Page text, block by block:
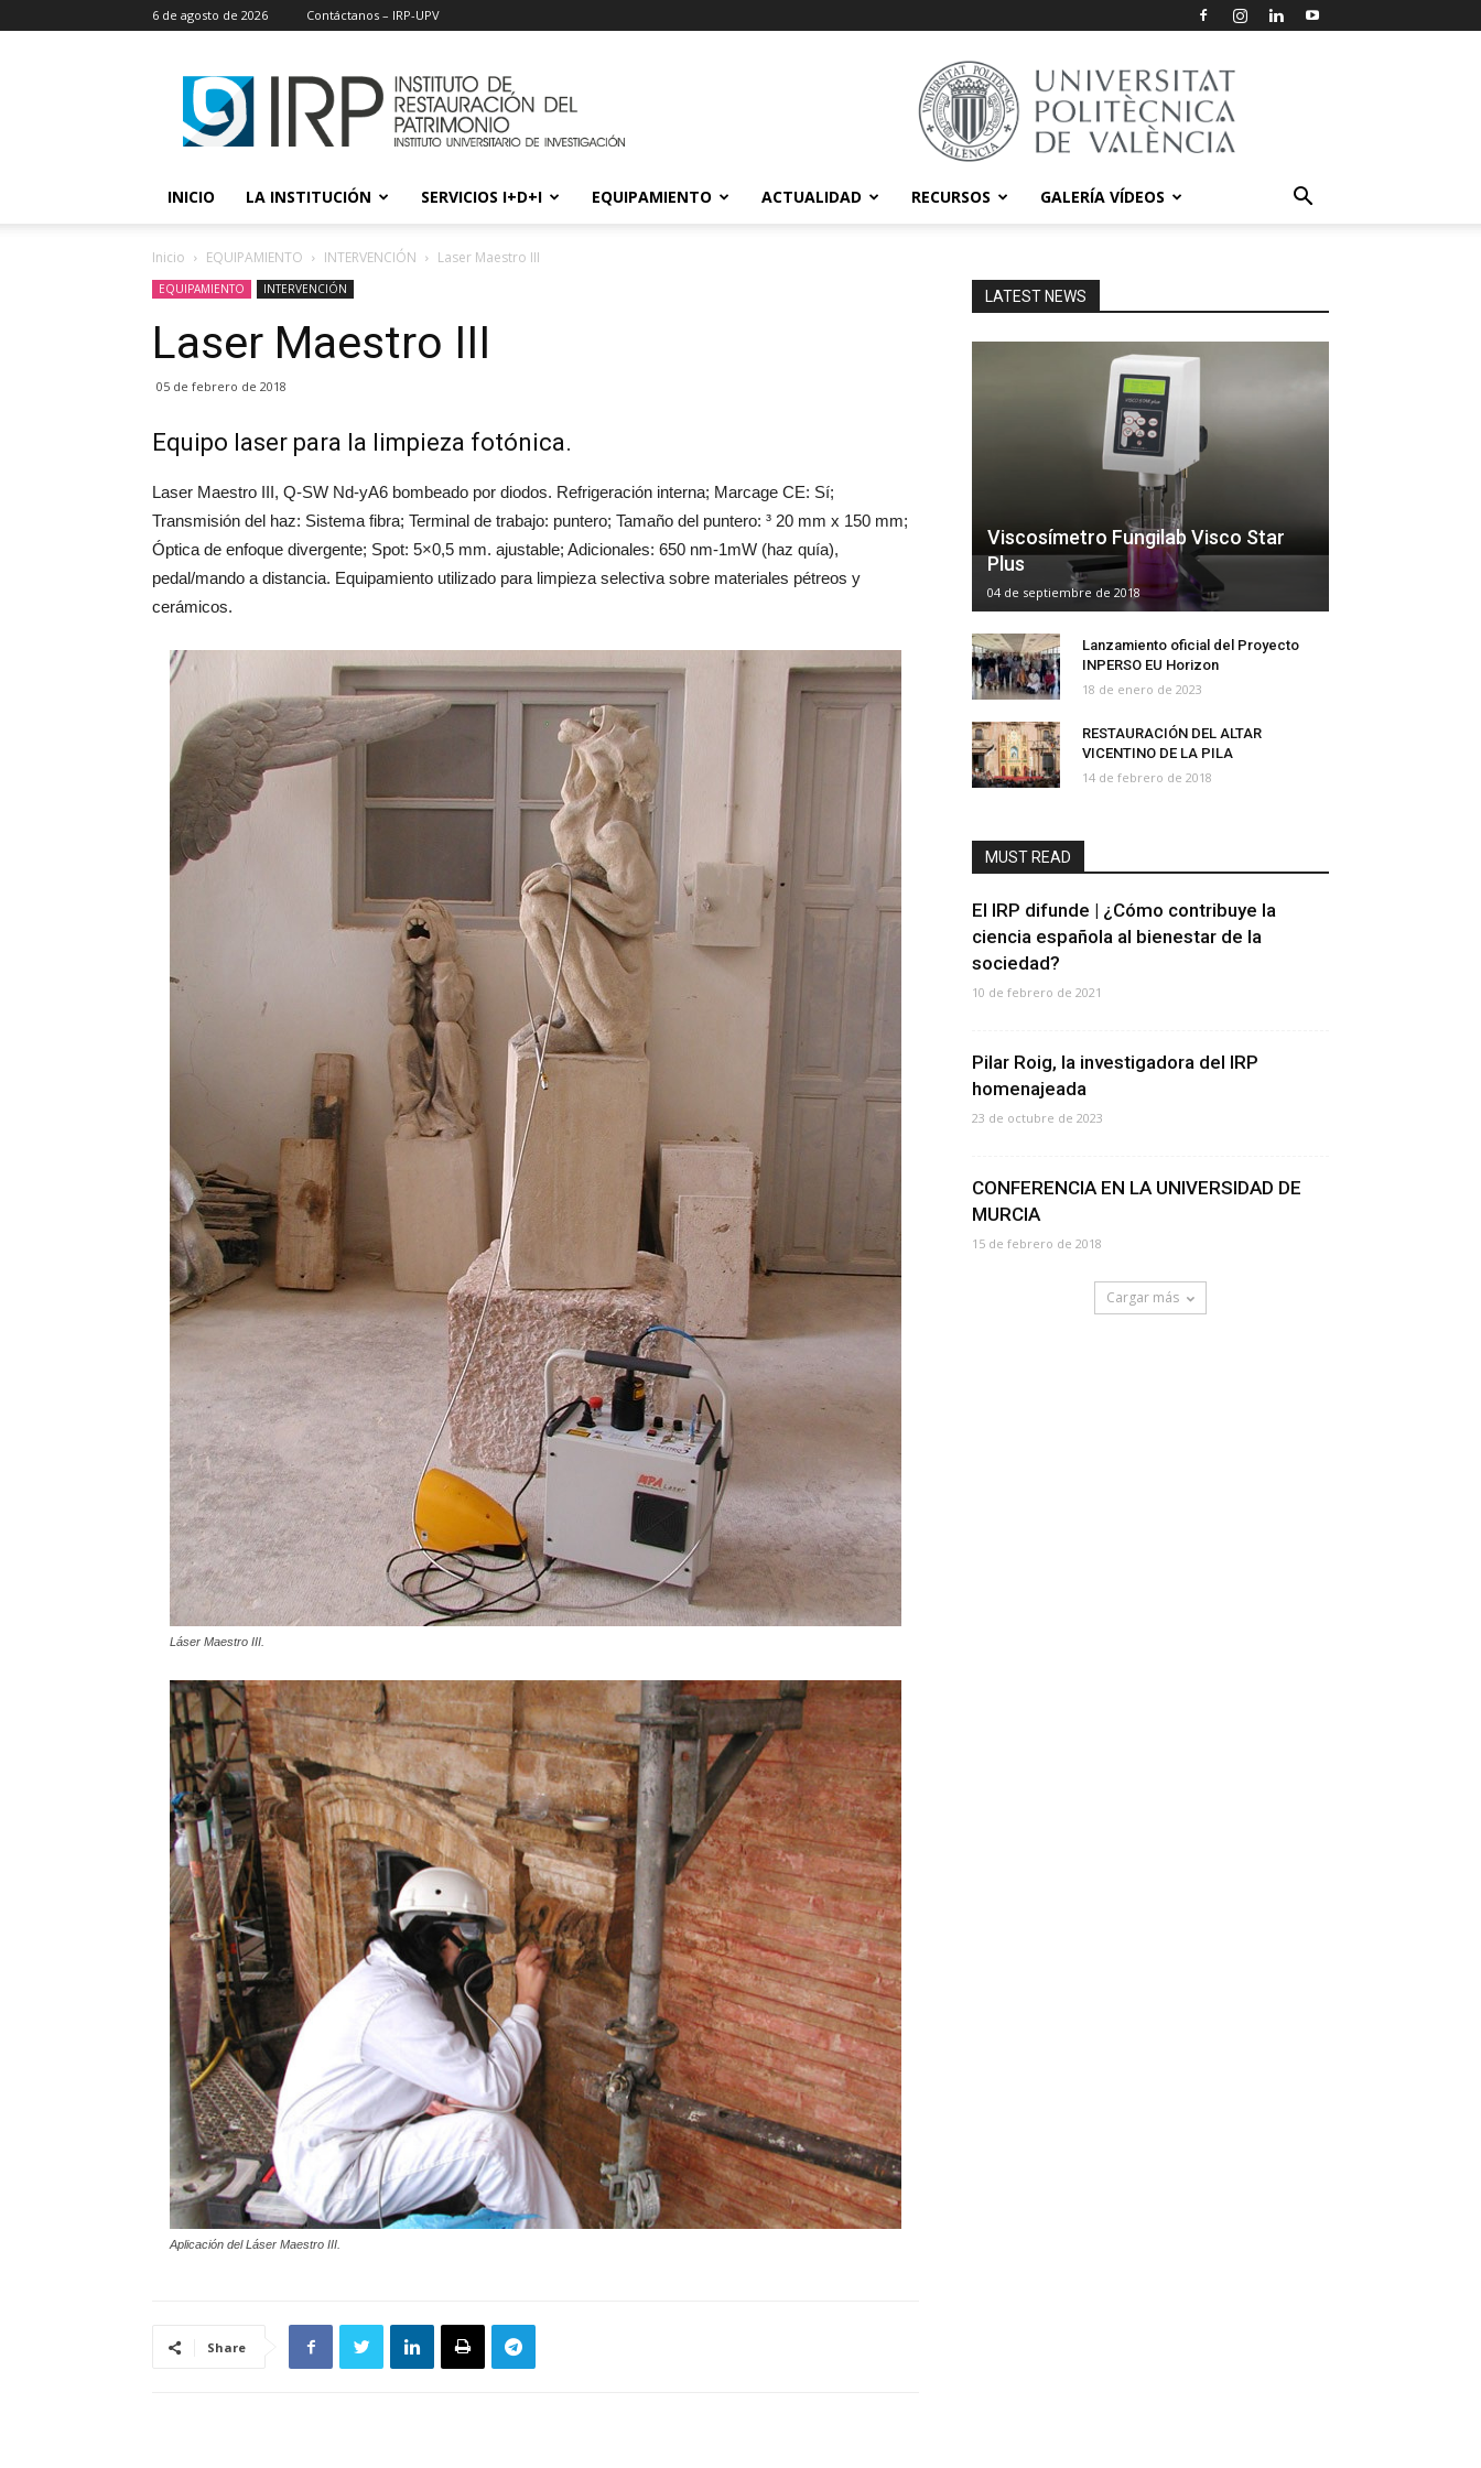
6 de agosto de 2026 Contáctanos – IRP-UPV
IRP
INICIO LA INSTITUCIÓN SERVICIOS I+D+I EQUIPAMIENTO ACTUALIDAD RECURSOS GALERÍA VÍDEOS
Inicio EQUIPAMIENTO INTERVENCIÓN Laser Maestro III
EQUIPAMIENTO INTERVENCIÓN
Laser Maestro III
05 de febrero de 2018
Equipo laser para la limpieza fotónica.
Laser Maestro III, Q-SW Nd-yA6 bombeado por diodos. Refrigeración interna; Marcage CE: Sí;
Transmisión del haz: Sistema fibra; Terminal de trabajo: puntero; Tamaño del puntero: ³ 20 mm x 150 mm;
Óptica de enfoque divergente; Spot: 5×0,5 mm. ajustable; Adicionales: 650 nm-1mW (haz quía),
pedal/mando a distancia. Equipamiento utilizado para limpieza selectiva sobre materiales pétreos y
cerámicos.
Láser Maestro III.
Aplicación del Láser Maestro III.
Share
LATEST NEWS
Viscosímetro Fungilab Visco Star
Plus
04 de septiembre de 2018
Lanzamiento oficial del Proyecto
INPERSO EU Horizon
18 de enero de 2023
RESTAURACIÓN DEL ALTAR
VICENTINO DE LA PILA
14 de febrero de 2018
MUST READ
El IRP difunde | ¿Cómo contribuye la
ciencia española al bienestar de la
sociedad?
10 de febrero de 2021
Pilar Roig, la investigadora del IRP
homenajeada
23 de octubre de 2023
CONFERENCIA EN LA UNIVERSIDAD DE
MURCIA
15 de febrero de 2018
Cargar más